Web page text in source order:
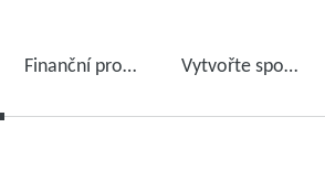
Finanční prognóza Vytvořte spolehlivou výrobu s pravidelnou údržbou